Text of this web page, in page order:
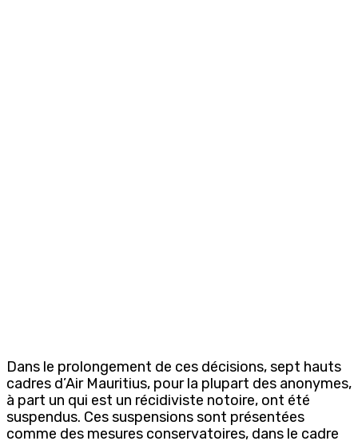
Dans le prolongement de ces décisions, sept hauts
cadres d’Air Mauritius, pour la plupart des anonymes,
à part un qui est un récidiviste notoire, ont été
suspendus. Ces suspensions sont présentées
comme des mesures conservatoires, dans le cadre